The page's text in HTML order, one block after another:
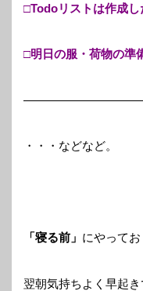
□Todoリストは作成し
□明日の服・荷物の準
・・・などなど。
「寝る前」 にやってお
翌朝気持ちよく早起